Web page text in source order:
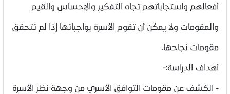
أفعالهم واستجاباتهم تجاه التفكير والإحساس والقيم
والمقومات ولا يمكن أن تقوم الأسرة بواجباتها إذا لم تتحقق
مقومات نجاحها.
أهداف الدراسة:-
- الكشف عن مقومات التوافق الأسري من وجهة نظر الأسرة